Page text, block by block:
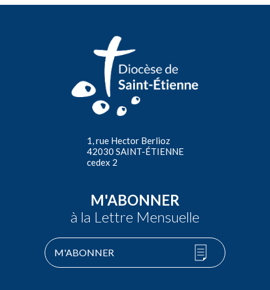
1, rue Hector Berlioz
42030 SAINT-ÉTIENNE
cedex 2
M'ABONNER
à la Lettre Mensuelle
M'ABONNER